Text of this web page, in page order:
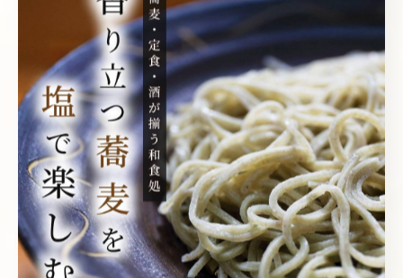
ランチ
ディナー
居酒屋
酒
夜中
最近の投稿 Recent Posts